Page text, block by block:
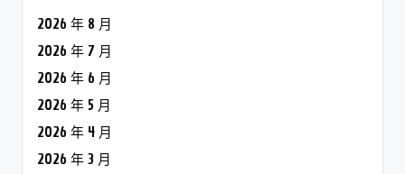
2026 年 8 月
2026 年 7 月
2026 年 6 月
2026 年 5 月
2026 年 4 月
2026 年 3 月